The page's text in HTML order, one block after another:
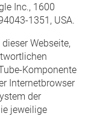
Inc., 1600
1351, USA.
Webseite,
Komponente
Internetbrowser
der
jeweilige